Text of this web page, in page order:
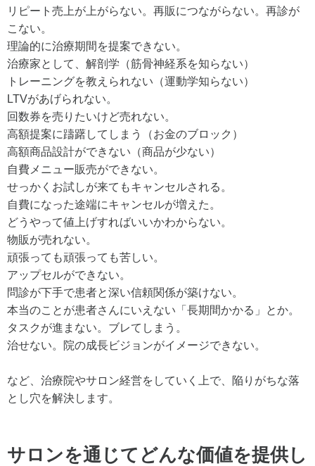
リピート売上が上がらない。再販につながらない。再診が
こない。
理論的に治療期間を提案できない。
治療家として、解剖学（筋骨神経系を知らない）
トレーニングを教えられない（運動学知らない）
LTVがあげられない。
回数券を売りたいけど売れない。
高額提案に躊躇してしまう（お金のブロック）
高額商品設計ができない（商品が少ない）
自費メニュー販売ができない。
せっかくお試しが来てもキャンセルされる。
自費になった途端にキャンセルが増えた。
どうやって値上げすればいいかわからない。
物販が売れない。
頑張っても頑張っても苦しい。
アップセルができない。
問診が下手で患者と深い信頼関係が築けない。
本当のことが患者さんにいえない「長期間かかる」とか。
タスクが進まない。ブレてしまう。
治せない。院の成長ビジョンがイメージできない。
など、治療院やサロン経営をしていく上で、陥りがちな落
とし穴を解決します。
サロンを通じてどんな価値を提供し